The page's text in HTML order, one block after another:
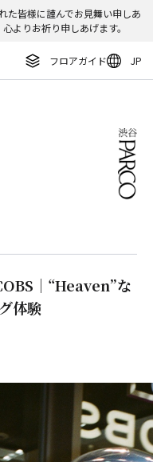
た皆様に謹んでお見舞い申しあ
よりお祈り申しあげます。
フロアガイド JP
イベント アクセス
｜“Heaven”な
体験